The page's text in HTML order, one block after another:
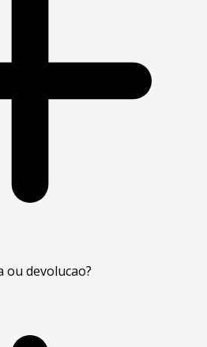
ou devolucao?